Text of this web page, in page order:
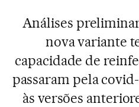
Análises
nova variante
capacidade de
passaram pela
às versões